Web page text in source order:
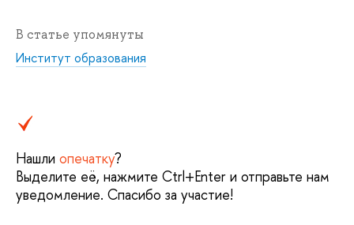
В статье упомянуты
Институт образования
Нашли опечатку?
Выделите её, нажмите Ctrl+Enter и отправьте нам
уведомление. Спасибо за участие!